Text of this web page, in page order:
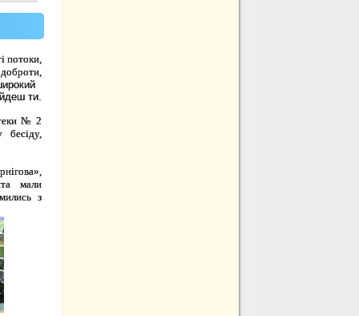
потоки,
ти.
№ 2
мали
з